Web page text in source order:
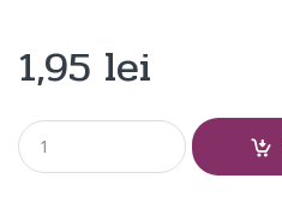
1,95 lei
Q
u
a